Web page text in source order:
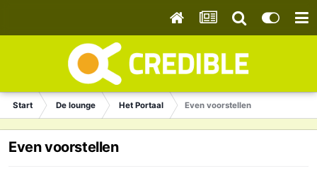
Start De lounge Het Portaal Even voorstellen
Even voorstellen